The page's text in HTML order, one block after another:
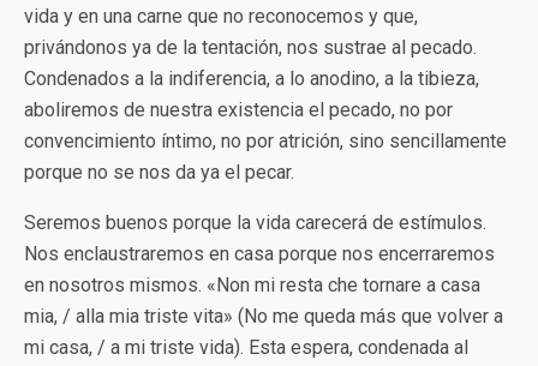
vida y en una carne que no reconocemos y que,
privándonos ya de la tentación, nos sustrae al pecado.
Condenados a la indiferencia, a lo anodino, a la tibieza,
aboliremos de nuestra existencia el pecado, no por
convencimiento íntimo, no por atrición, sino sencillamente
porque no se nos da ya el pecar.
Seremos buenos porque la vida carecerá de estímulos.
Nos enclaustraremos en casa porque nos encerraremos
en nosotros mismos. «Non mi resta che tornare a casa
mia, / alla mia triste vita» (No me queda más que volver a
mi casa, / a mi triste vida). Esta espera, condenada al